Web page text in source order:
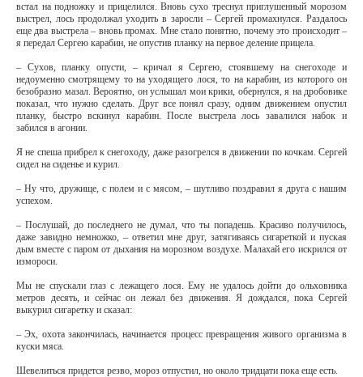
встал на подножку и прицелился. Вновь сухо треснул приглушенный морозом
выстрел, лось продолжал уходить в заросли – Сергей промахнулся. Раздалось
еще два выстрела – вновь промах. Мне стало понятно, почему это происходит –
я передал Сергею карабин, не опустив планку на первое деление прицела.
– Сухов, планку опусти, – кричал я Сергею, стоявшему на снегоходе и
недоуменно смотрящему то на уходящего лося, то на карабин, из которого он
безобразно мазал. Вероятно, он услышал мои крики, обернулся, я на дробовике
показал, что нужно сделать. Друг все понял сразу, одним движением опустил
планку, быстро вскинул карабин. После выстрела лось завалился набок и
забился в агонии.
Я не спеша прибрел к снегоходу, даже разогрелся в движении по кочкам. Сергей
сидел на сиденье и курил.
– Ну что, дружище, с полем и с мясом, – шутливо поздравил я друга с нашим
успехом.
– Послушай, до последнего не думал, что ты попадешь. Красиво получилось,
даже завидно немножко, – ответил мне друг, затягиваясь сигареткой и пуская
дым вместе с паром от дыхания на морозном воздухе. Малахай его искрился от
измороси.
Мы не спускали глаз с лежащего лося. Ему не удалось дойти до ольховника
метров десять, и сейчас он лежал без движения. Я дождался, пока Сергей
выкурил сигаретку и сказал:
– Эх, охота закончилась, начинается процесс превращения живого организма в
куски мяса.
Шевелиться придется резво, мороз отпустил, но около тридцати пока еще есть.